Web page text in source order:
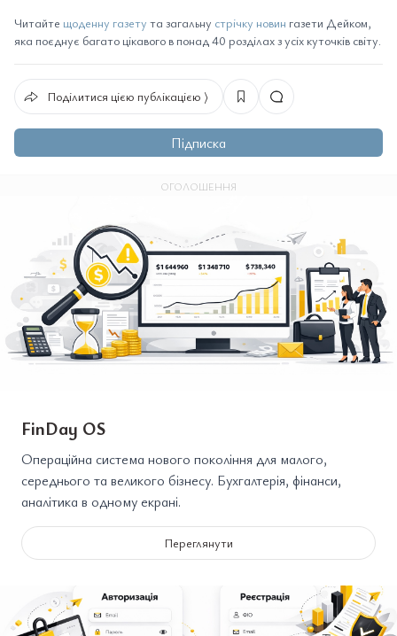
Читайте щоденну газету та загальну стрічку новин газети Дейком,
яка поєднує багато цікавого в понад 40 розділах з усіх куточків світу.
Поділитися цією публікацією ⟩
Підписка
ОГОЛОШЕННЯ
FinDay OS
Операційна система нового покоління для малого,
середнього та великого бізнесу. Бухгалтерія, фінанси,
аналітика в одному екрані.
Переглянути